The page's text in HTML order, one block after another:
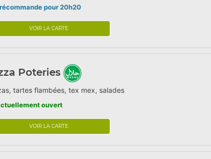
pour 20h20
VOIR LA CARTE
Poteries
tartes flambées, tex mex, salades
ouvert
VOIR LA CARTE